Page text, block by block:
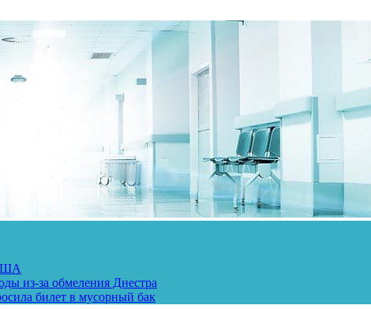
из-за обмеления Днестра
билет в мусорный бак